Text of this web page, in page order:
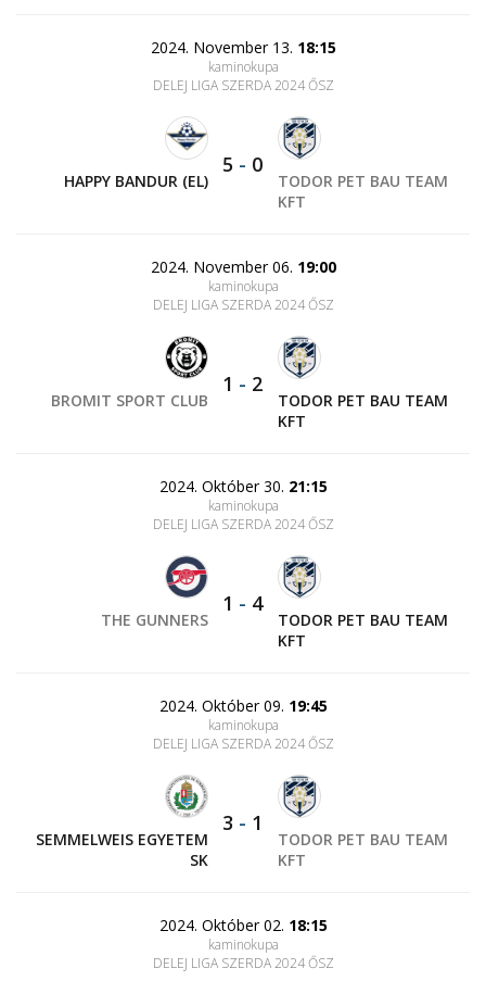
2024. November 13. 18:15
kaminokupa
DELEJ LIGA SZERDA 2024 ŐSZ
HAPPY BANDUR (EL)
5 - 0
TODOR PET BAU TEAM
KFT
2024. November 06. 19:00
kaminokupa
DELEJ LIGA SZERDA 2024 ŐSZ
BROMIT SPORT CLUB
1 - 2
TODOR PET BAU TEAM
KFT
2024. Október 30. 21:15
kaminokupa
DELEJ LIGA SZERDA 2024 ŐSZ
THE GUNNERS
1 - 4
TODOR PET BAU TEAM
KFT
2024. Október 09. 19:45
kaminokupa
DELEJ LIGA SZERDA 2024 ŐSZ
SEMMELWEIS EGYETEM
SK
3 - 1
TODOR PET BAU TEAM
KFT
2024. Október 02. 18:15
kaminokupa
DELEJ LIGA SZERDA 2024 ŐSZ